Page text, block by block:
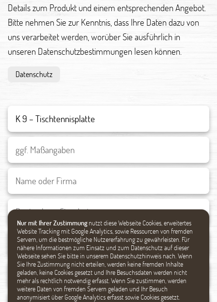
Nur mit Ihrer Zustimmung nutzt diese Webseite Cookies, erweitertes
Website Tracking mit Google Analytics, sowie Ressourcen von fremden
Servern, um die bestmögliche Nutzererfahrung zu gewährleisten. Für
nähere Informationen zum Einsatz und zum Datenschutz auf dieser
Webseite sehen Sie bitte in unserem Datenschutzhinweis nach. Wenn
Sie Ihre Zustimmung nicht erteilen, werden keine fremden Inhalte
geladen, keine Cookies gesetzt und Ihre Besuchsdaten werden nicht
mehr als rechtlich notwendig erfasst. Wenn Sie zustimmen, werden
weitere Daten von fremden Servern geladen und Ihr Besuch
anonymisiert über Google Analytics erfasst sowie Cookies gesetzt.
Details zum Produkt und einem entsprechenden Angebot.
Bitte nehmen Sie zur Kenntnis, dass Ihre Daten dazu von
uns verarbeitet werden, worüber Sie ausführlich in
unseren Datenschutzbestimmungen lesen können.
Datenschutz